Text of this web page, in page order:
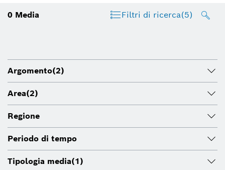
0 Media Filtri di ricerca(5)
Argomento(2)
Area(2)
Regione
Periodo di tempo
Tipologia media(1)